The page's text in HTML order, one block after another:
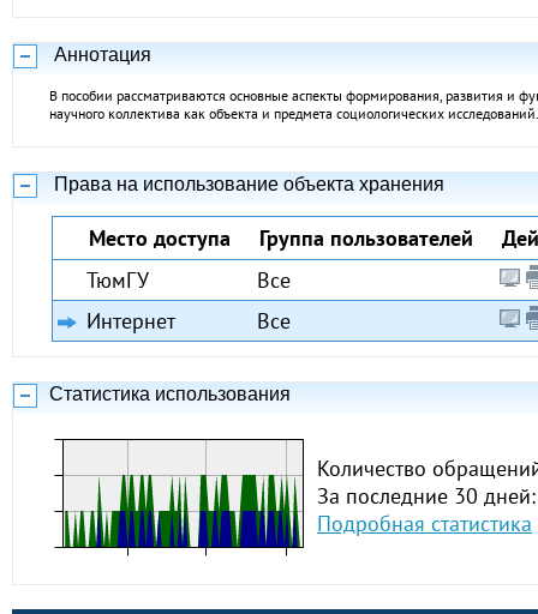
Аннотация
В пособии рассматриваются основные аспекты формирования, развития и
научного коллектива как объекта и предмета социологических исследований.
Права на использование объекта хранения
Место доступа Группа пользователей
ТюмГУ
Все
Интернет
Все
Статистика использования
Количество
За последние 30
Подробная статистика